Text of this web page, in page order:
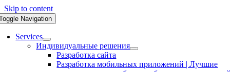
Skip to content
Navigation
Services
Индивидуальные решения
Разработка сайта
Разработка мобильных приложений | Лучшие